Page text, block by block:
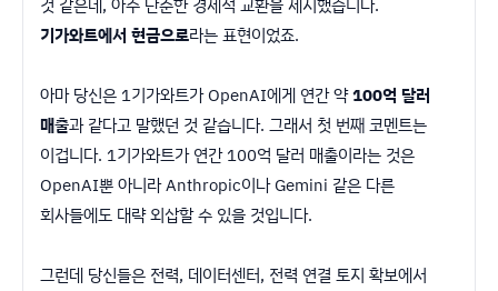
기가와트에서 현금으로라는 표현이었죠.
아마 당신은 1기가와트가 OpenAI에게 연간 약100억 달러
매출과 같다고 말했던 것 같습니다. 그래서 첫 번째 코멘트는
이겁니다. 1기가와트가 연간 100억 달러 매출이라는 것은
OpenAI뿐 아니라 Anthropic이나 Gemini 같은 다른
회사들에도 대략 외삽할 수 있을 것입니다.
그런데 당신들은 전력, 데이터센터, 전력 연결 토지 확보에서